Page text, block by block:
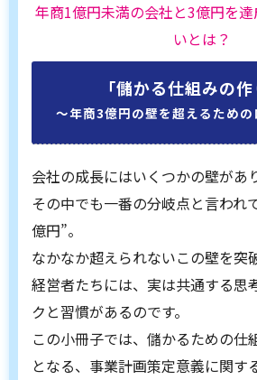
年商1億円未満の会社と3億円を
いとは？
「儲かる仕組みの作
〜年商3億円の壁を超えるため
会社の成長にはいくつかの壁があ
その中でも一番の分岐点と言われ
億円”。
なかなか超えられないこの壁を突
経営者たちには、実は共通する思
クと習慣があるのです。
この小冊子では、儲かるための仕
となる、事業計画策定意義に関す